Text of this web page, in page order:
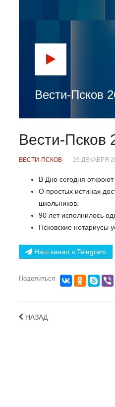
Вести-Псков
Вести-Псков
ВЕСТИ-ПСКОВ 26 ДЕКАБРЯ
В Дно сегодня
О простых истинах
школьников.
90 лет исполнилось
Псковские нотариусы
Наш канал в Telegram
Поделиться
НАЗАД